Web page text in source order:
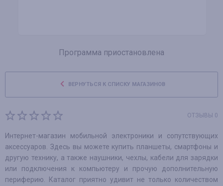
Программа приостановлена
ВЕРНУТЬСЯ К СПИСКУ МАГАЗИНОВ
ОТЗЫВЫ 0
Интернет-магазин мобильной электроники и сопутствующих
аксессуаров. Здесь вы можете купить планшеты, смартфоны и
другую технику, а также наушники, чехлы, кабели для зарядки
или подключения к компьютеру и прочую дополнительную
периферию. Каталог приятно удивит не только количеством